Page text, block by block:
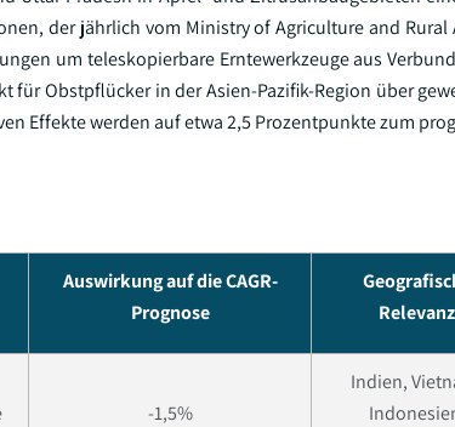
der jährlich vom Ministry of Agriculture and
um teleskopierbare Erntewerkzeuge aus
für Obstpflücker in der Asien-Pazifik-Region über
Effekte werden auf etwa 2,5 Prozentpunkte zum
Auswirkung auf die CAGR-
Prognose
Relevanz
-1,5%
Indien,